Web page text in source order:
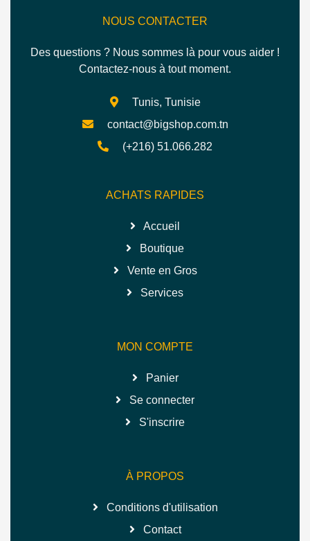
NOUS CONTACTER
Des questions ? Nous sommes là pour vous aider !
Contactez-nous à tout moment.
Tunis, Tunisie
contact@bigshop.com.tn
(+216) 51.066.282
ACHATS RAPIDES
Accueil
Boutique
Vente en Gros
Services
MON COMPTE
Panier
Se connecter
S'inscrire
À PROPOS
Conditions d'utilisation
Contact